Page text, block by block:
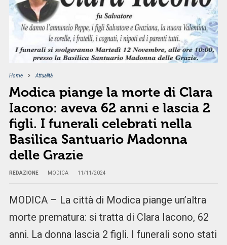
Home Attualità
Modica piange la morte di Clara
Iacono: aveva 62 anni e lascia 2
figli. I funerali celebrati nella
Basilica Santuario Madonna
delle Grazie
REDAZIONE MODICA 11/11/2024
MODICA – La città di Modica piange un’altra
morte prematura: si tratta di Clara Iacono, 62
anni. La donna lascia 2 figli. I funerali sono stati